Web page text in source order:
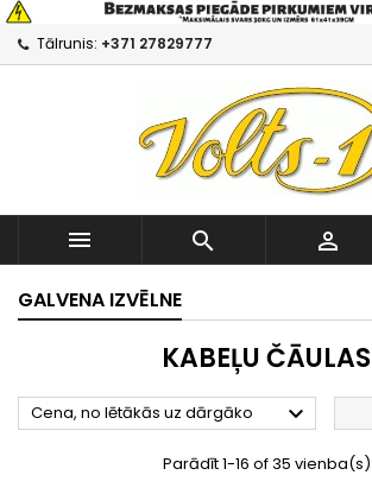
Tālrunis: +371 27829777
  
GALVENA IZVĒLNE
KABEĻU ČĀULAS
Cena, no lētākās uz dārgāko 
Parādīt 1-16 of 35 vienba(s)